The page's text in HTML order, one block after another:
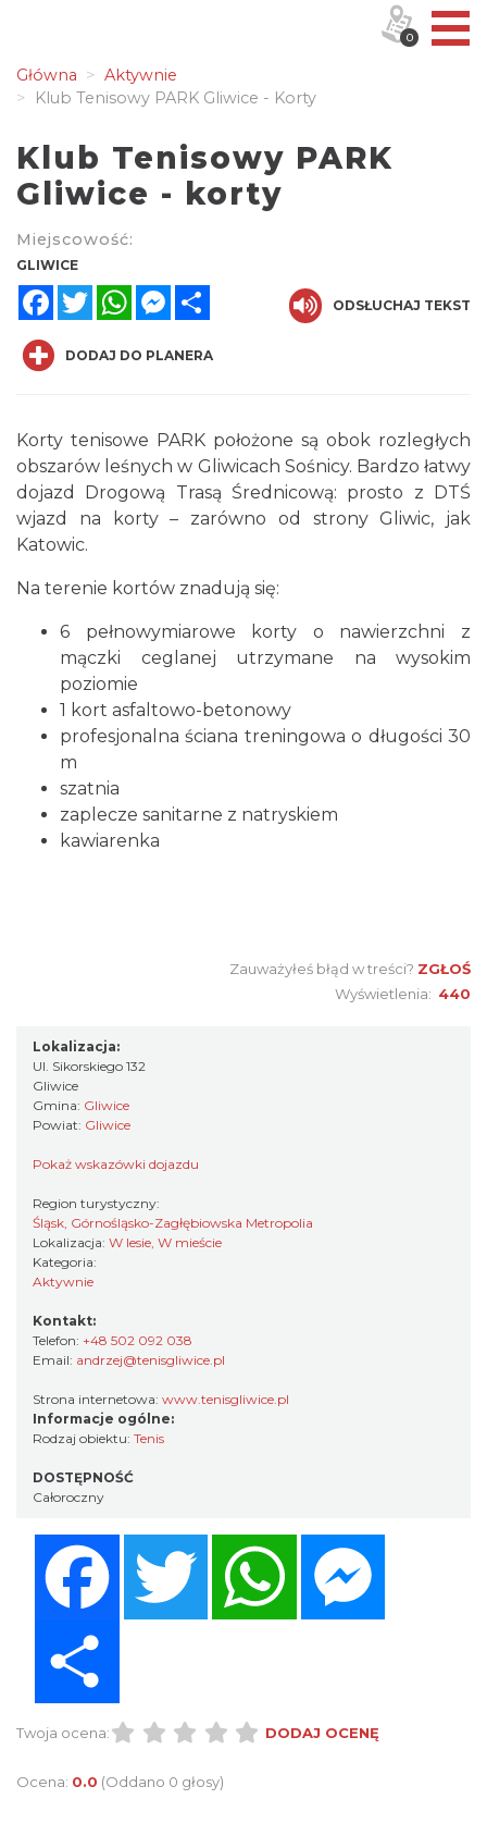
Główna
Aktywnie
Klub Tenisowy PARK Gliwice - Korty
Klub Tenisowy PARK
Gliwice - korty
Miejscowość:
GLIWICE
FacebookTwitterWhatsAppMessenger
ODSŁUCHAJ TEKST
DODAJ DO PLANERA
Korty tenisowe PARK położone są obok rozległych
obszarów leśnych w Gliwicach Sośnicy. Bardzo łatwy
dojazd Drogową Trasą Średnicową: prosto z DTŚ
wjazd na korty – zarówno od strony Gliwic, jak
Katowic.
Na terenie kortów znadują się:
6 pełnowymiarowe korty o nawierzchni z
mączki ceglanej utrzymane na wysokim
poziomie
1 kort asfaltowo-betonowy
profesjonalna ściana treningowa o długości 30
m
szatnia
zaplecze sanitarne z natryskiem
kawiarenka
Zauważyłeś błąd w treści? ZGŁOŚ
Wyświetlenia: 440
Lokalizacja:
Ul. Sikorskiego 132
Gliwice
Gmina: Gliwice
Powiat: Gliwice
Pokaż wskazówki dojazdu
Region turystyczny:
Śląsk, Górnośląsko-Zagłębiowska Metropolia
Lokalizacja: W lesie, W mieście
Kategoria:
Aktywnie
Kontakt:
Telefon: +48 502 092 038
Email: andrzej@tenisgliwice.pl
Strona internetowa: www.tenisgliwice.pl
Informacje ogólne:
Rodzaj obiektu: Tenis
DOSTĘPNOŚĆ
Całoroczny
Twitter WhatsApp
Twoja ocena: DODAJ OCENĘ
Ocena: 0.0 (Oddano 0 głosy)
0